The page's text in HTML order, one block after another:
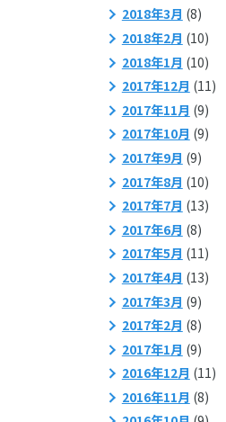
2018年3月 (8)
2018年2月 (10)
2018年1月 (10)
2017年12月 (11)
2017年11月 (9)
2017年10月 (9)
2017年9月 (9)
2017年8月 (10)
2017年7月 (13)
2017年6月 (8)
2017年5月 (11)
2017年4月 (13)
2017年3月 (9)
2017年2月 (8)
2017年1月 (9)
2016年12月 (11)
2016年11月 (8)